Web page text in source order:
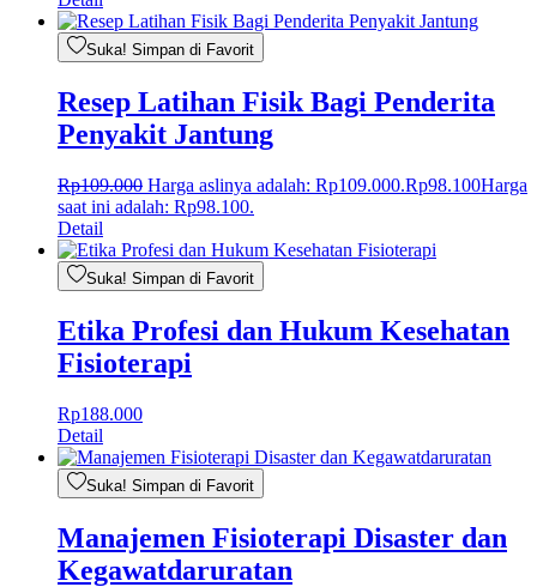
Suka! Simpan di Favorit
Resep Latihan Fisik Bagi Penderita
Penyakit Jantung
Rp109.000 Harga aslinya adalah: Rp109.000.Rp98.100Harga
saat ini adalah: Rp98.100.
Detail
Suka! Simpan di Favorit
Etika Profesi dan Hukum Kesehatan
Fisioterapi
Rp188.000
Detail
Suka! Simpan di Favorit
Manajemen Fisioterapi Disaster dan
Kegawatdaruratan